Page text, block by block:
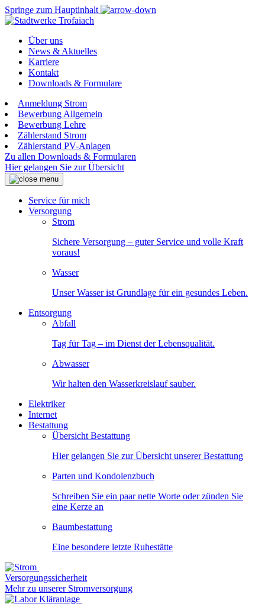
Springe zum Hauptinhalt
Über uns
News & Aktuelles
Karriere
Kontakt
Downloads & Formulare
Anmeldung Strom
Bewerbung Allgemein
Bewerbung Lehre
Zählerstand Strom
Zählerstand PV-Anlagen
Zu allen Downloads & Formularen
Hier gelangen Sie zur Übersicht
Service für mich
Versorgung
Strom
Sichere Versorgung – guter Service und volle Kraft
voraus!
Wasser
Unser Wasser ist Grundlage für ein gesundes Leben.
Entsorgung
Abfall
Tag für Tag – im Dienst der Lebensqualität.
Abwasser
Wir halten den Wasserkreislauf sauber.
Elektriker
Internet
Bestattung
Übersicht Bestattung
Hier gelangen Sie zur Übersicht unserer Bestattung
Parten und Kondolenzbuch
Schreiben Sie ein paar nette Worte oder zünden Sie
eine Kerze an
Baumbestattung
Eine besondere letzte Ruhestätte
Versorgungssicherheit
Mehr zu unserer Stromversorgung